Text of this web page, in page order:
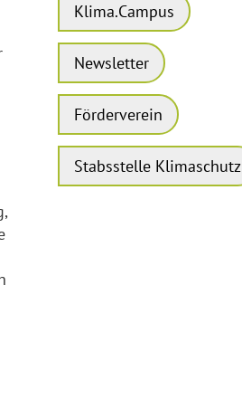
Klima.Campus
Newsletter
Förderverein
Stabsstelle Klimaschutz